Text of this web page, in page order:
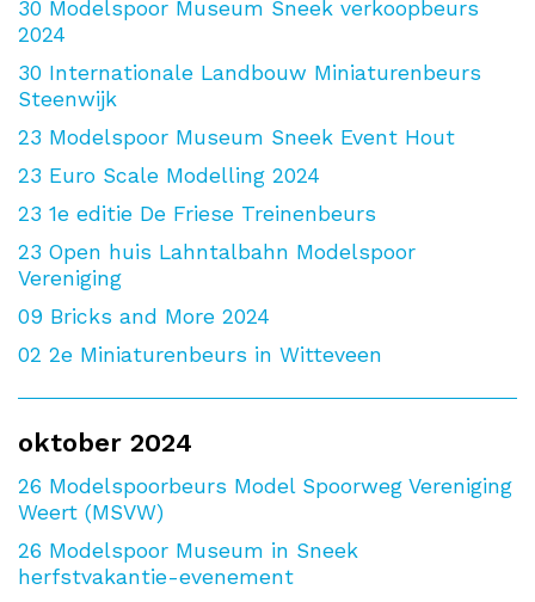
30 Modelspoor Museum Sneek verkoopbeurs
2024
30 Internationale Landbouw Miniaturenbeurs
Steenwijk
23 Modelspoor Museum Sneek Event Hout
23 Euro Scale Modelling 2024
23 1e editie De Friese Treinenbeurs
23 Open huis Lahntalbahn Modelspoor
Vereniging
09 Bricks and More 2024
02 2e Miniaturenbeurs in Witteveen
oktober 2024
26 Modelspoorbeurs Model Spoorweg Vereniging
Weert (MSVW)
26 Modelspoor Museum in Sneek
herfstvakantie-evenement